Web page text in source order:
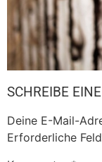
SCHREIBE
Deine E-Mail-
Erforderliche